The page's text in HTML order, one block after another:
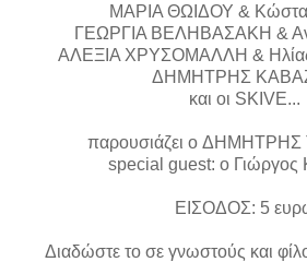
ΜΑΡΙΑ ΘΩΙΔΟΥ &
ΓΕΩΡΓΙΑ ΒΕΛΗΒΑΣΑΚΗ &
ΑΛΕΞΙΑ ΧΡΥΣΟΜΑΛΛΗ & Ηλίας
ΔΗΜΗΤΡΗΣ
και οι SKIVE...
παρουσιάζει ο ΔΗΜΗΤΡΗΣ
special guest: ο Γιώργος
ΕΙΣΟΔΟΣ: 5
Διαδώστε το σε γνωστούς και